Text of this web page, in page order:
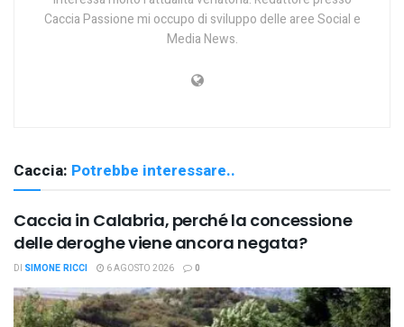
Caccia Passione mi occupo di sviluppo delle aree Social e
Media News.
Caccia: Potrebbe interessare..
Caccia in Calabria, perché la concessione
delle deroghe viene ancora negata?
DI SIMONE RICCI 6 AGOSTO 2026 0